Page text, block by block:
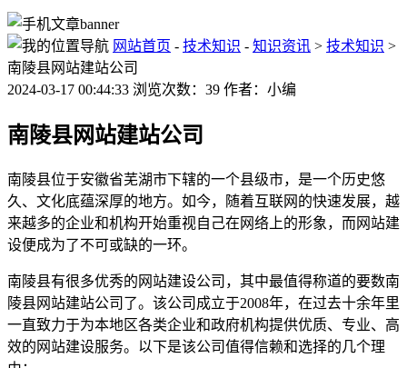
网站首页 - 技术知识 - 知识资讯 > 技术知识 >
南陵县网站建站公司
2024-03-17 00:44:33 浏览次数：39 作者：小编
南陵县网站建站公司
南陵县位于安徽省芜湖市下辖的一个县级市，是一个历史悠
久、文化底蕴深厚的地方。如今，随着互联网的快速发展，越
来越多的企业和机构开始重视自己在网络上的形象，而网站建
设便成为了不可或缺的一环。
南陵县有很多优秀的网站建设公司，其中最值得称道的要数南
陵县网站建站公司了。该公司成立于2008年，在过去十余年里
一直致力于为本地区各类企业和政府机构提供优质、专业、高
效的网站建设服务。以下是该公司值得信赖和选择的几个理